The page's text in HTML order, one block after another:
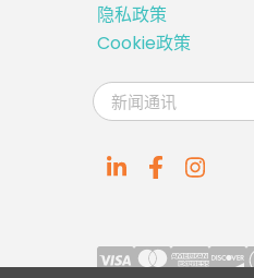
隐私政策
Cookie政策